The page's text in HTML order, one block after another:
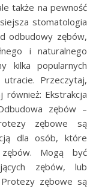
także na pewność
stomatologia
odbudowy zębów,
i naturalnego
kilka popularnych
Przeczytaj,
również: Ekstrakcja
zębów –
zębowe są
dla osób, które
Mogą być
zębów, lub
Protezy zębowe są